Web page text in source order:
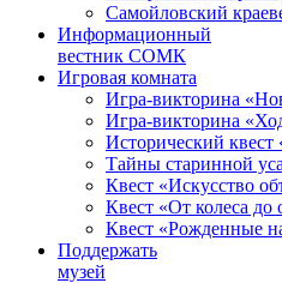
Самойловский
Информационный
вестник СОМК
Игровая комната
Игра-викторина
Игра-викторина
Исторический
Тайны старинной
Квест «Искусство
Квест «От колеса до
Квест «Рожденные
Поддержать
музей